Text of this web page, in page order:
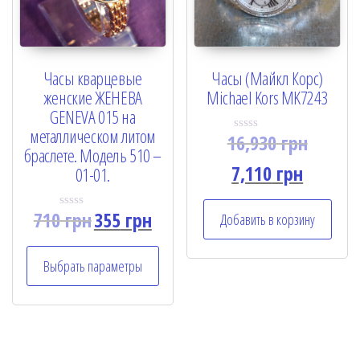
Часы кварцевые
женские ЖЕНЕВА
GENEVA 015 на
металлическом литом
браслете. Модель 510 –
01-01.
R
a
d
0
o
u
710грн355грн
Выбрать параметры
Часы (Майкл Корс)
Michael Kors MK7243
R
a
t
e
d
0
o
u
t
f
16,930грн
7,110 грн
Добавить в корзину